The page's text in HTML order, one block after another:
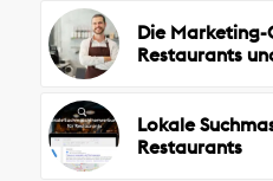
Die
Restaurants
Lokale
Restaurants